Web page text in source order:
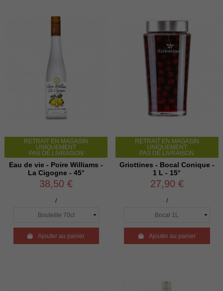
RETRAIT EN MAGASIN
UNIQUEMENT
PAS DE LIVRAISON
Eau de vie - Poire Williams -
La Cigogne - 45°
38,50 €
/
Ajouter au panier
RETRAIT EN MAGASIN
UNIQUEMENT
PAS DE LIVRAISON
Griottines - Bocal Conique -
1 L - 15°
27,90 €
/
Ajouter au panier